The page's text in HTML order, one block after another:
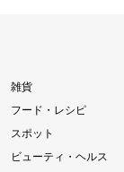
雑貨
フード・レシピ
スポット
ビューティ・ヘルス